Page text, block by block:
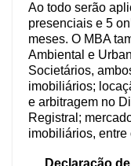
Ao todo serão
presenciais e 5
meses. O MBA
Ambiental e
Societários,
imobiliários;
e arbitragem no
Registral;
imobiliários, entre
Declaração